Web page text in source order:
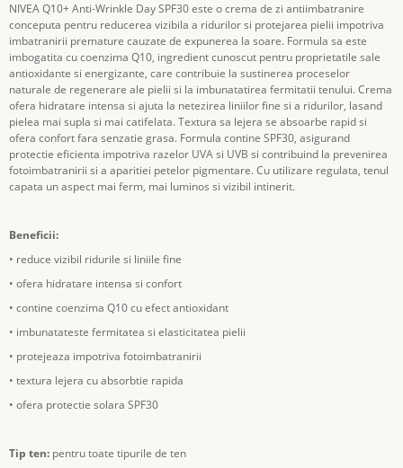
NIVEA Q10+ Anti-Wrinkle Day SPF30 este o crema de zi antiimbatranire
conceputa pentru reducerea vizibila a ridurilor si protejarea pielii impotriva
imbatranirii premature cauzate de expunerea la soare. Formula sa este
imbogatita cu coenzima Q10, ingredient cunoscut pentru proprietatile sale
antioxidante si energizante, care contribuie la sustinerea proceselor
naturale de regenerare ale pielii si la imbunatatirea fermitatii tenului. Crema
ofera hidratare intensa si ajuta la netezirea liniilor fine si a ridurilor, lasand
pielea mai supla si mai catifelata. Textura sa lejera se absoarbe rapid si
ofera confort fara senzatie grasa. Formula contine SPF30, asigurand
protectie eficienta impotriva razelor UVA si UVB si contribuind la prevenirea
fotoimbatranirii si a aparitiei petelor pigmentare. Cu utilizare regulata, tenul
capata un aspect mai ferm, mai luminos si vizibil intinerit.
Beneficii:
• reduce vizibil ridurile si liniile fine
• ofera hidratare intensa si confort
• contine coenzima Q10 cu efect antioxidant
• imbunatateste fermitatea si elasticitatea pielii
• protejeaza impotriva fotoimbatranirii
• textura lejera cu absorbtie rapida
• ofera protectie solara SPF30
Tip ten: pentru toate tipurile de ten